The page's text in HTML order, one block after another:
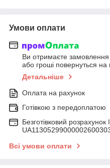
Умови оплати
Ви отримаєте замовлення
або гроші повернуться на
Детальніше
Оплата на рахунок
Готівкою з передоплатою
Безготівковий розрахунок
Всі умови оплати